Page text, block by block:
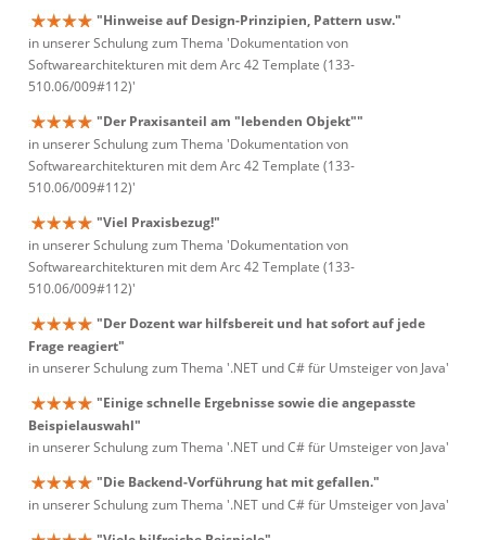
"Hinweise auf Design-Prinzipien, Pattern usw."
in unserer Schulung zum Thema 'Dokumentation von
Softwarearchitekturen mit dem Arc 42 Template (133-
510.06/009#112)'
"Der Praxisanteil am "lebenden Objekt""
in unserer Schulung zum Thema 'Dokumentation von
Softwarearchitekturen mit dem Arc 42 Template (133-
510.06/009#112)'
"Viel Praxisbezug!"
in unserer Schulung zum Thema 'Dokumentation von
Softwarearchitekturen mit dem Arc 42 Template (133-
510.06/009#112)'
"Der Dozent war hilfsbereit und hat sofort auf jede
Frage reagiert"
in unserer Schulung zum Thema '.NET und C# für Umsteiger von Java'
"Einige schnelle Ergebnisse sowie die angepasste
Beispielauswahl"
in unserer Schulung zum Thema '.NET und C# für Umsteiger von Java'
"Die Backend-Vorführung hat mit gefallen."
in unserer Schulung zum Thema '.NET und C# für Umsteiger von Java'